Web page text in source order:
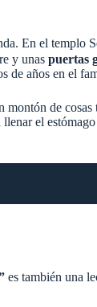
En el templo
y unas puertas
de años en el
de cosas
el
es también una